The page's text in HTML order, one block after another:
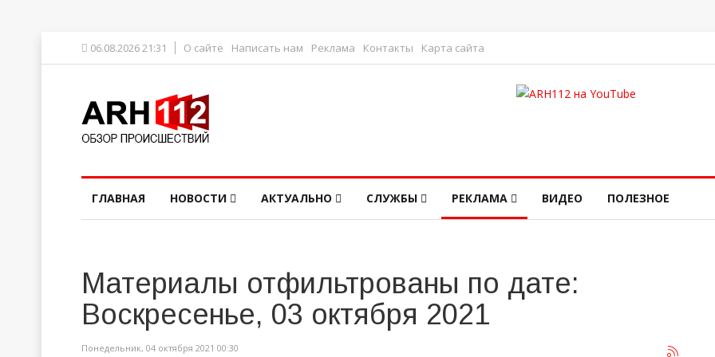
06.08.2026 21:31 О сайте Написать нам Реклама Контакты Карта сайта
ГЛАВНАЯ НОВОСТИ АКТУАЛЬНО СЛУЖБЫ РЕКЛАМА ВИДЕО ПОЛЕЗНОЕ
Материалы отфильтрованы по дате:
Воскресенье, 03 октября 2021
Понедельник, 04 октября 2021 00:30